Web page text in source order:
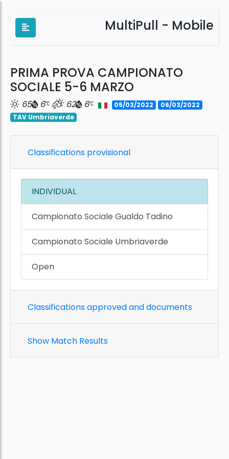
MultiPull - Mobile
PRIMA PROVA CAMPIONATO
SOCIALE 5-6 MARZO
65 6 62 6 05/03/2022
06/03/2022
TAV Umbriaverde
Classifications provisional
INDIVIDUAL
Campionato Sociale Gualdo Tadino
Campionato Sociale Umbriaverde
Open
Classifications approved and documents
Show Match Results